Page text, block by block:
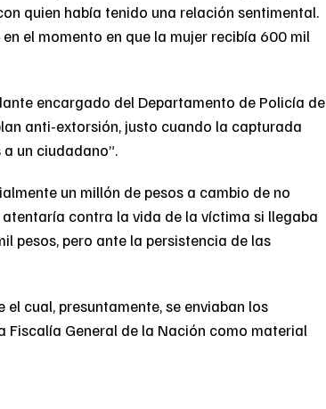
quien había tenido una relación sentimental.
el momento en que la mujer recibía 600 mil
encargado del Departamento de Policía de
anti-extorsión, justo cuando la capturada
un ciudadano”.
un millón de pesos a cambio de no
contra la vida de la víctima si llegaba
pesos, pero ante la persistencia de las
cual, presuntamente, se enviaban los
Fiscalía General de la Nación como material